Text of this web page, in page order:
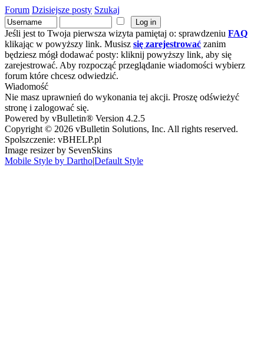
Forum Dzisiejsze posty Szukaj
Jeśli jest to Twoja pierwsza wizyta pamiętaj o: sprawdzeniu FAQ
klikając w powyższy link. Musisz się zarejestrować zanim
będziesz mógł dodawać posty: kliknij powyższy link, aby się
zarejestrować. Aby rozpocząć przeglądanie wiadomości wybierz
forum które chcesz odwiedzić.
Wiadomość
Nie masz uprawnień do wykonania tej akcji. Proszę odświeżyć
stronę i zalogować się.
Powered by vBulletin® Version 4.2.5
Copyright © 2026 vBulletin Solutions, Inc. All rights reserved.
Spolszczenie: vBHELP.pl
Image resizer by SevenSkins
Mobile Style by Dartho|Default Style